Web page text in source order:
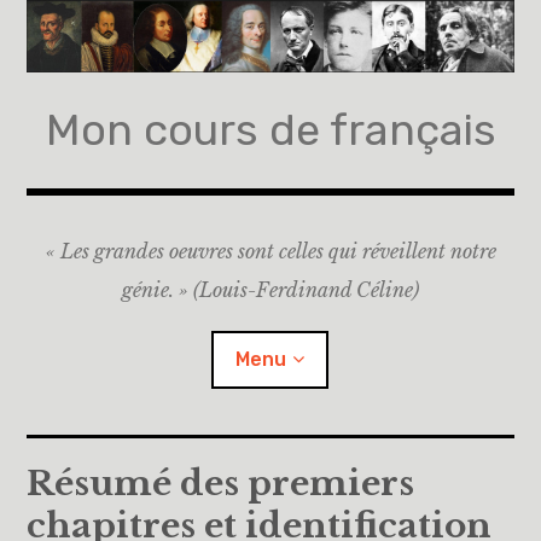
Accéder
contenu
Mon cours de français
« Les grandes oeuvres sont celles qui réveillent notre
génie. » (Louis-Ferdinand Céline)
Menu
Accueil
A propos
Résumé des premiers
chapitres et identification